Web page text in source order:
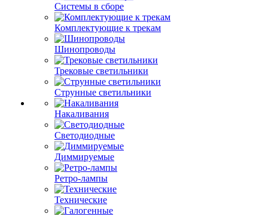
Системы в сборе
Комплектующие к трекам
Шинопроводы
Трековые светильники
Струнные светильники
Накаливания
Светодиодные
Диммируемые
Ретро-лампы
Технические